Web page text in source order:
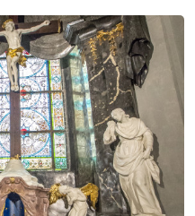
poutí o svátcích
Panny Marie a
konají každou první
Pro výjimečnou
hodnotu tohoto
chrám s paládiem
30. srpna 1999
tzv. menší papežskou
a zařadil se tak mezi
na světě.